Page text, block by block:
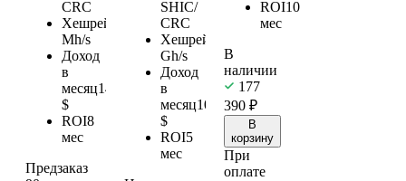
CRC
Хешрейт
Mh/s
Доход
в
месяц143.68
$
ROI8
мес
Предзаказ
SHIC/
CRC
Хешрейт
Gh/s
Доход
в
месяц103.2
$
ROI5
мес
ROI10
мес
В
наличии
177
390 ₽
В
корзину
При
оплате